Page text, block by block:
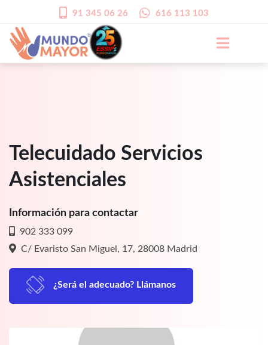
91 345 06 26 616 113 103
Telecuidado Servicios
Asistenciales
Información para contactar
902 333 099
C/ Evaristo San Miguel, 17, 28008 Madrid
¿Será el adecuado? Llámanos